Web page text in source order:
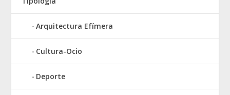
Arquitectura Efímera
Cultura-Ocio
Deporte